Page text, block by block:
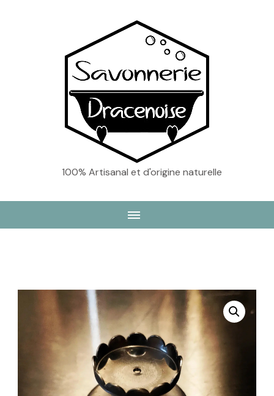
100% Artisanal et d'origine naturelle